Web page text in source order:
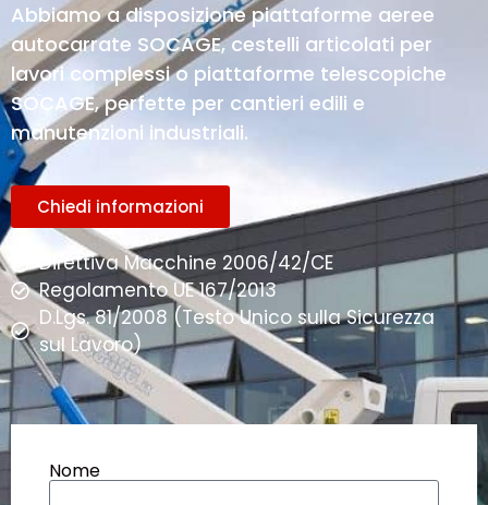
Abbiamo a disposizione piattaforme aeree
autocarrate SOCAGE, cestelli articolati per
lavori complessi o piattaforme telescopiche
SOCAGE, perfette per cantieri edili e
manutenzioni industriali.
Chiedi informazioni
Direttiva Macchine 2006/42/CE
Regolamento UE 167/2013
D.Lgs. 81/2008 (Testo Unico sulla Sicurezza
sul Lavoro)
Nome